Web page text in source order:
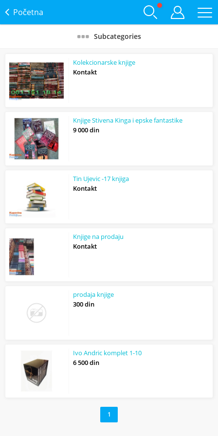
Početna
Subcategories
Kolekcionarske knjige
Kontakt
Knjige Stivena Kinga i epske fantastike
9 000 din
Tin Ujevic -17 knjiga
Kontakt
Knjige na prodaju
Kontakt
prodaja knjige
300 din
Ivo Andric komplet 1-10
6 500 din
1